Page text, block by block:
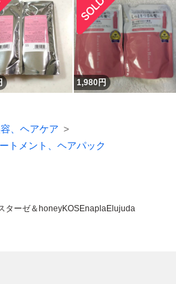
1,980円
、ヘアケア
ートメント、ヘアパック
ターゼ＆honeyKOSEnaplaElujuda